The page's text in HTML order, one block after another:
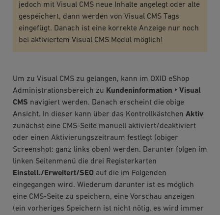
jedoch mit Visual CMS neue Inhalte angelegt oder alte
gespeichert, dann werden von Visual CMS Tags
eingefügt. Danach ist eine korrekte Anzeige nur noch
bei aktiviertem Visual CMS Modul möglich!
Um zu Visual CMS zu gelangen, kann im OXID eShop
Administrationsbereich zu Kundeninformation ‣ Visual
CMS navigiert werden. Danach erscheint die obige
Ansicht. In dieser kann über das Kontrollkästchen Aktiv
zunächst eine CMS-Seite manuell aktiviert/deaktiviert
oder einen Aktivierungszeitraum festlegt (obiger
Screenshot: ganz links oben) werden. Darunter folgen im
linken Seitenmenü die drei Registerkarten
Einstell./Erweitert/SEOauf die im Folgenden
eingegangen wird. Wiederum darunter ist es möglich
eine CMS-Seite zu speichern, eine Vorschau anzeigen
(ein vorheriges Speichern ist nicht nötig, es wird immer